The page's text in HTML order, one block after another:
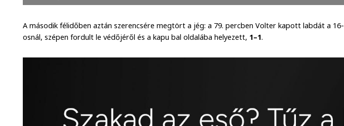
A második félidőben aztán szerencsére megtört a jég: a 79. percben Volter kapott labdát a 16-
osnál, szépen fordult le védőjéről és a kapu bal oldalába helyezett, 1–1.